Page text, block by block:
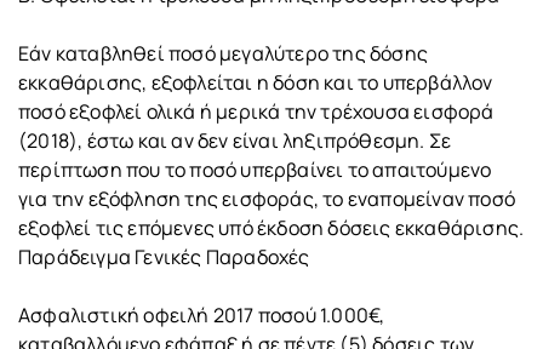
Εάν καταβληθεί ποσό μεγαλύτερο της δόσης
εκκαθάρισης, εξοφλείται η δόση και το υπερβάλλον
ποσό εξοφλεί ολικά ή μερικά την τρέχουσα εισφορά
(2018), έστω και αν δεν είναι ληξιπρόθεσμη. Σε
περίπτωση που το ποσό υπερβαίνει το απαιτούμενο
για την εξόφληση της εισφοράς, το εναπομείναν ποσό
εξοφλεί τις επόμενες υπό έκδοση δόσεις εκκαθάρισης.
Παράδειγμα Γενικές Παραδοχές
Ασφαλιστική οφειλή 2017 ποσού 1.000€,